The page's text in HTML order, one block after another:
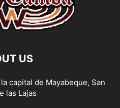
US
capital de Mayabeque, San
las Lajas